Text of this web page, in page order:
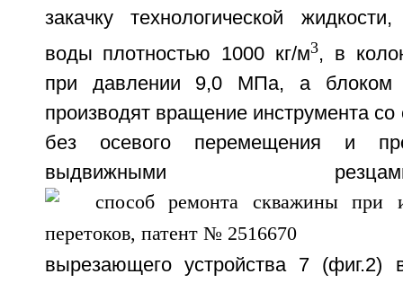
закачку технологической
воды плотностью 1000 кг/м3, в
при давлении 9,0 МПа, а блоком
производят вращение инструмента
без осевого перемещения и
выдвижными
вырезающего устройства 7 (фиг.2)